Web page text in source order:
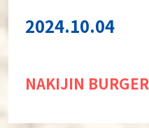
2024.10.04
NAKIJIN BURGER